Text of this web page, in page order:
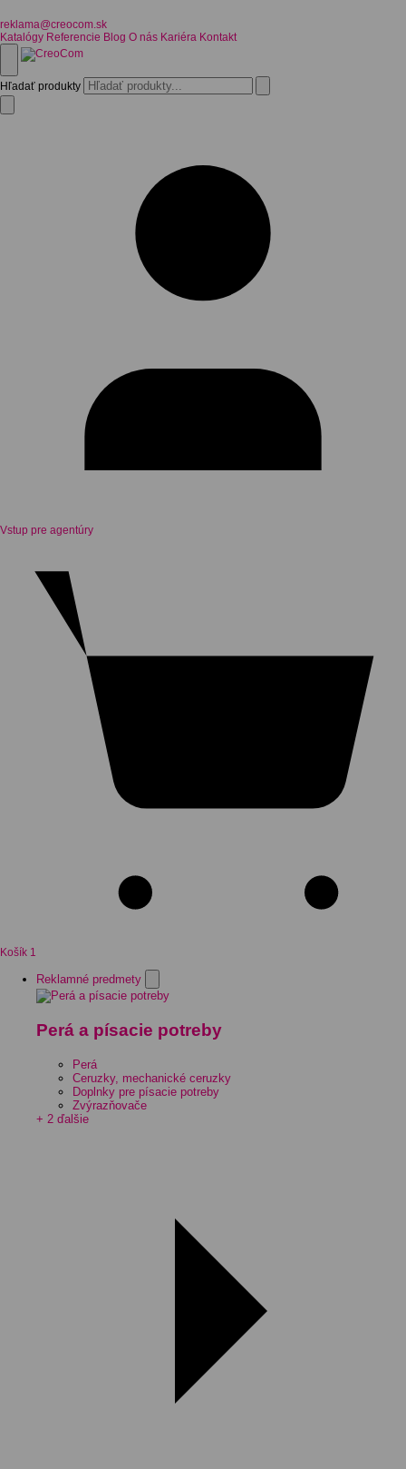
reklama@creocom.sk
Katalógy Referencie Blog O nás Kariéra Kontakt
Hľadať produkty
Vstup pre agentúry
Košík 1
Reklamné predmety
Perá a písacie potreby
Perá
Ceruzky, mechanické ceruzky
Doplnky pre písacie potreby
Zvýrazňovače
+ 2 ďalšie